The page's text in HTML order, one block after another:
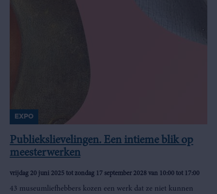
EXPO
Publiekslievelingen. Een intieme blik op
meesterwerken
vrijdag 20 juni 2025 tot zondag 17 september 2028 van 10:00 tot 17:00
43 museumliefhebbers kozen een werk dat ze niet kunnen